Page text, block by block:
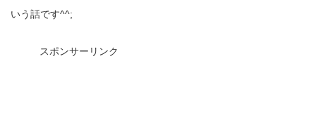
いう話です^^;
スポンサーリンク